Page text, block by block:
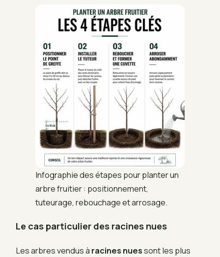
Infographie des étapes pour planter un
arbre fruitier : positionnement,
tuteurage, rebouchage et arrosage.
Le cas particulier des racines nues
Les arbres vendus à racines nuessont les plus